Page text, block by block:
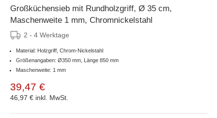
Großküchensieb mit Rundholzgriff, Ø 35 cm,
Maschenweite 1 mm, Chromnickelstahl
2 - 4 Werktage
Material: Holzgriff, Chrom-Nickelstahl
Größenangaben: Ø350 mm, Länge 850 mm
Maschenweite: 1 mm
39,47 €
46,97 € inkl. MwSt.